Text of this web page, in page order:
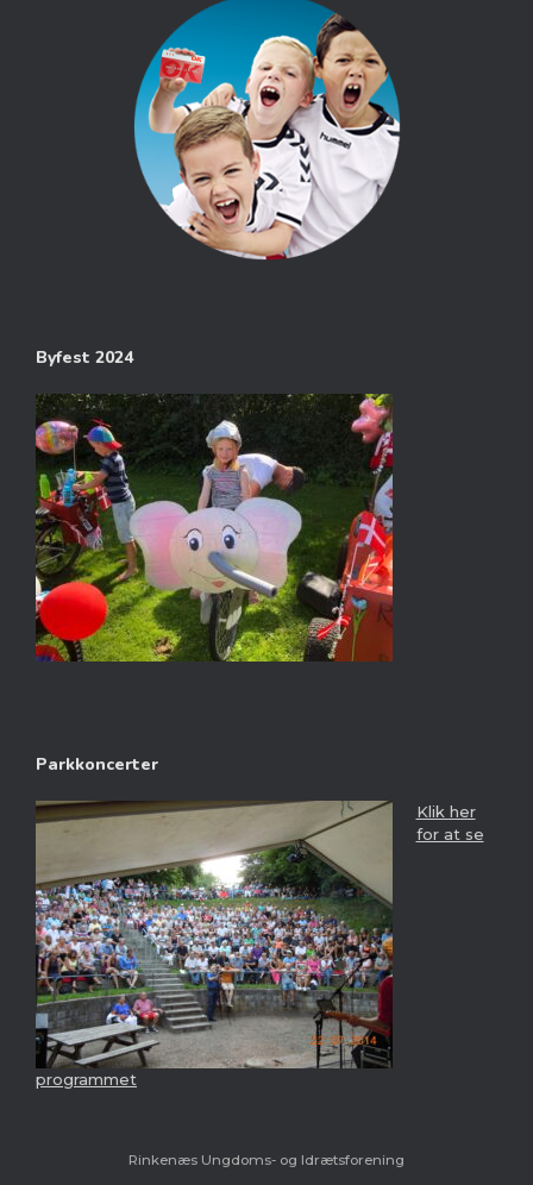
Byfest 2024
Parkkoncerter
Klik her
for at se
programmet
Rinkenæs Ungdoms- og Idrætsforening